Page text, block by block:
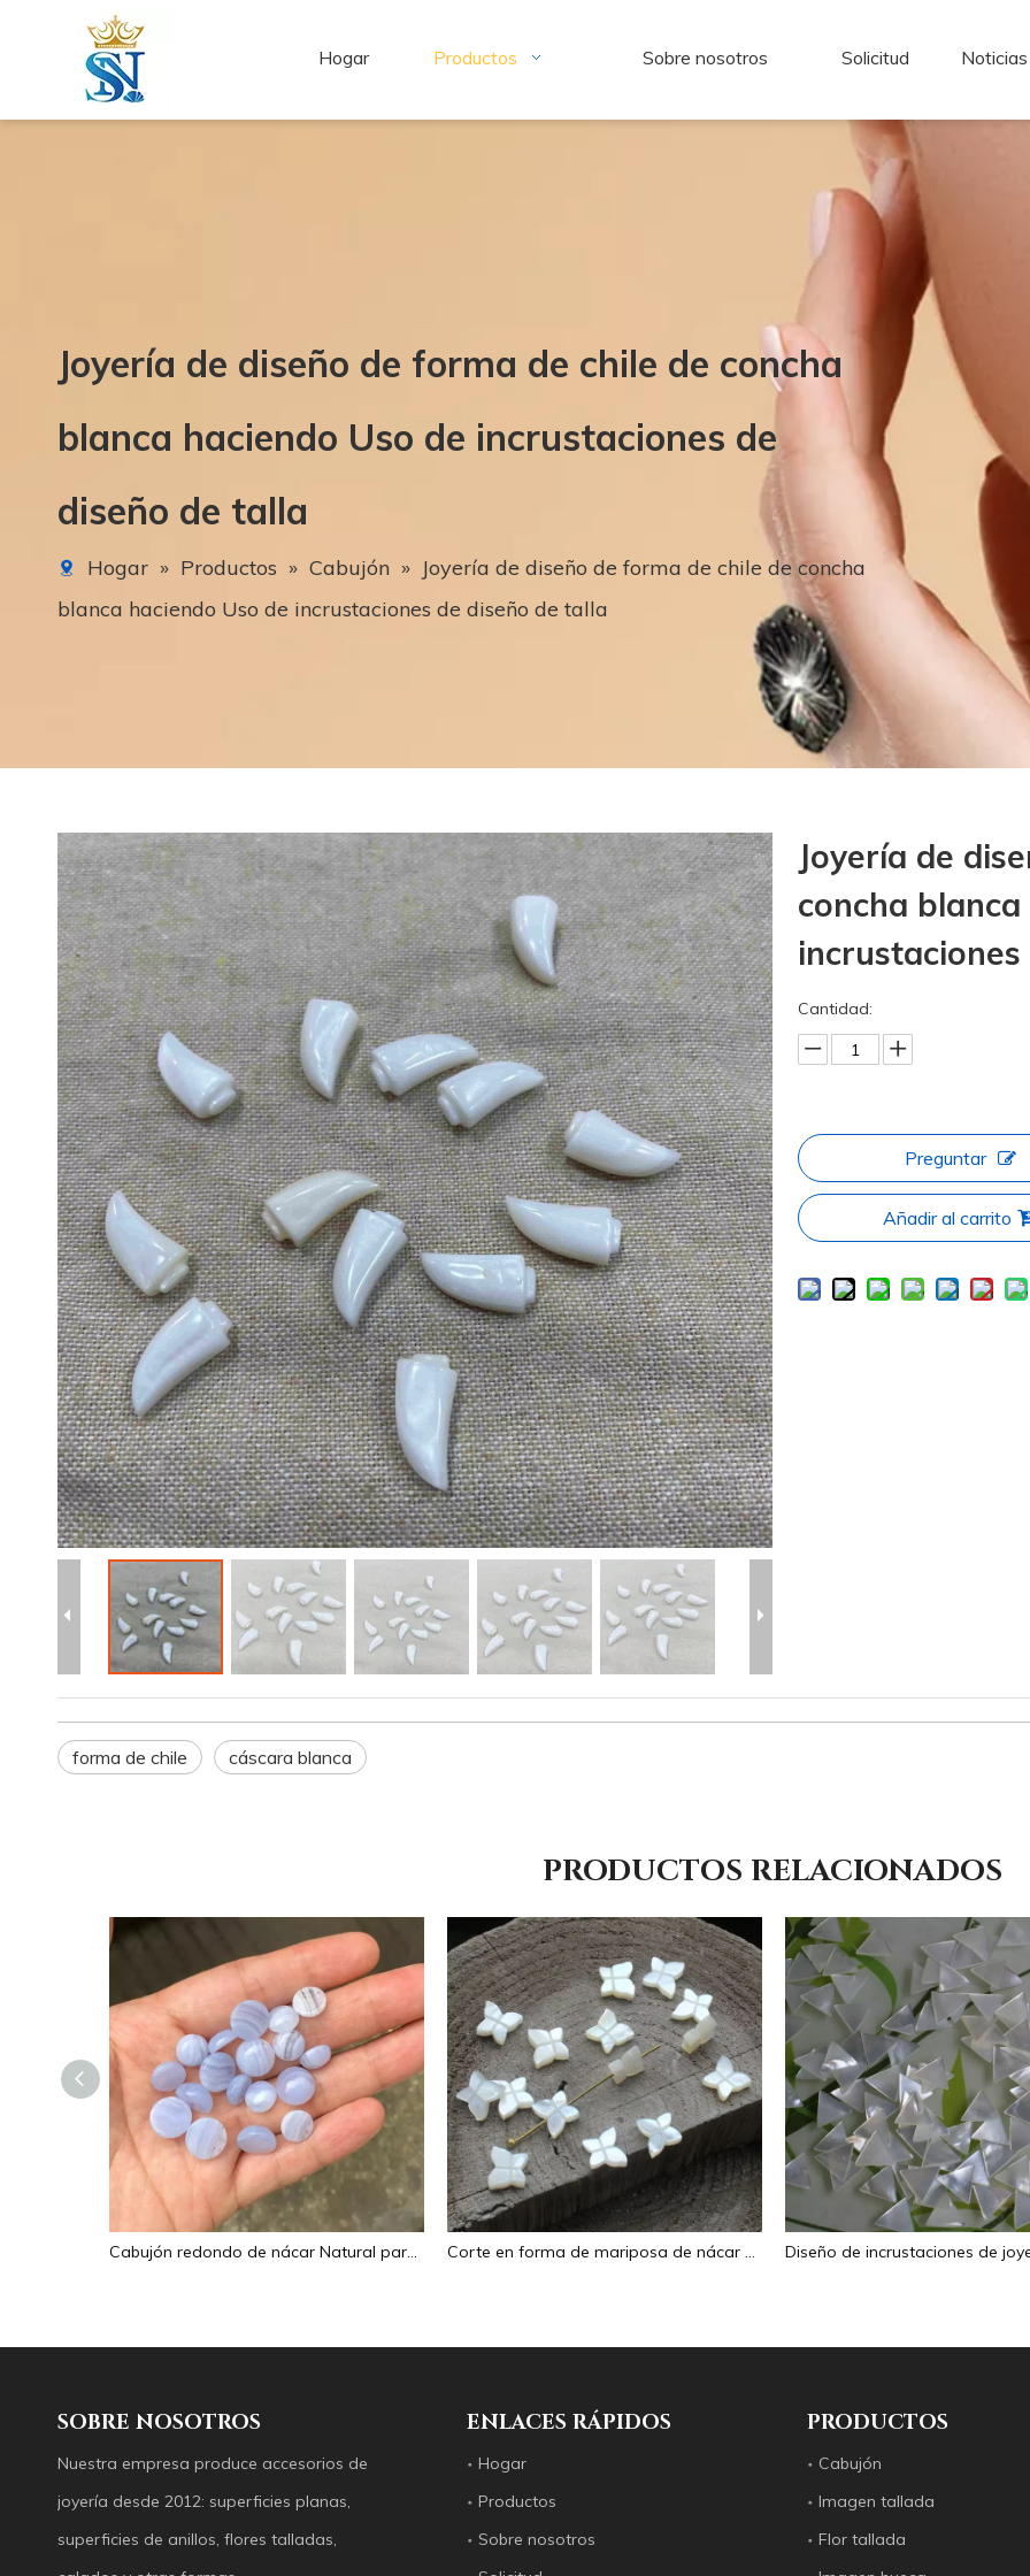
Hogar Productos Sobre nosotros Solicitud Noticias
Joyería de diseño de forma de chile de concha
blanca haciendo Uso de incrustaciones de
diseño de talla
Hogar » Productos » Cabujón » Joyería de diseño de forma de chile de concha
blanca haciendo Uso de incrustaciones de diseño de talla
Joyería de
concha
Cantidad:
Preguntar
Añadir al carrito
forma de chile cáscara blanca
PRODUCTOS RELACIONADOS
Cabujón redondo de nácar Natural para fabricación de anillos, diseño de joyería de piedra azul, diseño de collar, incrustaciones de granos pequeños de cristal Corte en forma de mariposa de nácar Natural para diseño de collar, fabricación de frijoles pequeños, diseño de pulsera de doble cara, tamaño pequeño
SOBRE NOSOTROS
Nuestra empresa produce accesorios de
joyería desde 2012: superficies planas,
superficies de anillos, flores talladas,
ENLACES RÁPIDOS
Hogar
Productos
Sobre nosotros
PRODUCTOS
Cabujón
Imagen tallada
Flor tallada